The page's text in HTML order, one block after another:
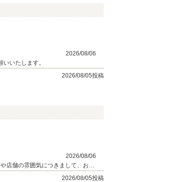
2026/08/06
いたします。
2026/08/05投稿
2026/08/06
2026/08/05投稿